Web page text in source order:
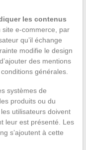
les contenus
e-commerce, par
qu’il échange
modifie le design
des mentions
générales.
systèmes de
produits ou du
utilisateurs doivent
leur est présenté. Les
s’ajoutent à cette